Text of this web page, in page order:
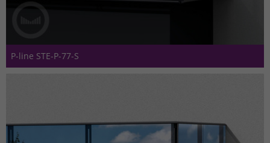
P-line STE-P-77-S